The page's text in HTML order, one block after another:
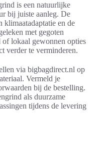
is een natuurlijke
bij juiste aanleg. De
klimaatadaptatie en de
met gegoten
lokaal gewonnen opties
verder te verminderen.
via bigbagdirect.nl op
Vermeld je
bij de bestelling.
als duurzame
tijdens de levering